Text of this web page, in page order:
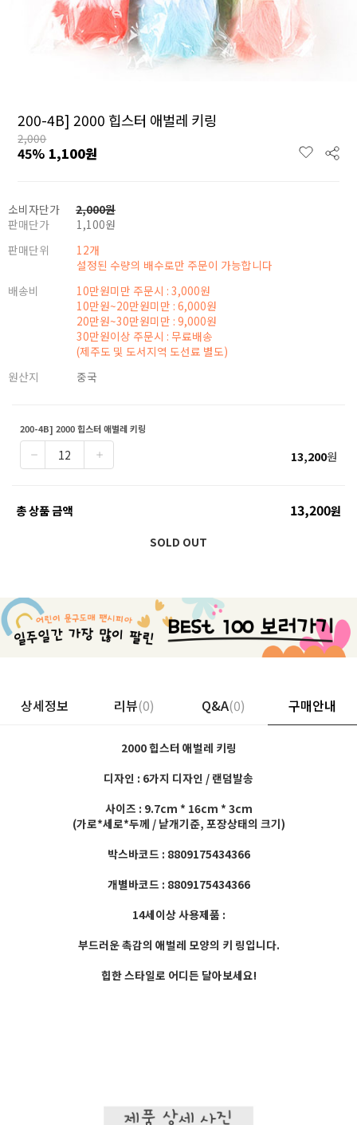
200-4B] 2000 힙스터 애벌레 키링
2,000
45% 1,100원
소비자단가 2,000원
판매단가
1,100원
판매단위
12개
설정된 수량의 배수로만 주문이 가능합니다
배송비
10만원미만 주문시 : 3,000원
10만원~20만원미만 : 6,000원
20만원~30만원미만 : 9,000원
30만원이상 주문시 : 무료배송
(제주도 및 도서지역 도선료 별도)
원산지
중국
200-4B] 2000 힙스터 애벌레 키링
13,200원
총 상품 금액 13,200원
SOLD OUT
상세정보 리뷰(0) Q&A(0) 구매안내
2000 힙스터 애벌레 키링
디자인 : 6가지 디자인 / 랜덤발송
사이즈 : 9.7cm * 16cm * 3cm
(가로*세로*두께 / 낱개기준, 포장상태의 크기)
박스바코드 : 8809175434366
개별바코드 : 8809175434366
14세이상 사용제품 :
부드러운 촉감의 애벌레 모양의 키 링입니다.
힙한 스타일로 어디든 달아보세요!